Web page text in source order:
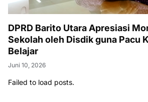
DPRD Barito Utara Apresiasi
Sekolah oleh Disdik guna Pacu
Belajar
Juni 10, 2026
Failed to load posts.